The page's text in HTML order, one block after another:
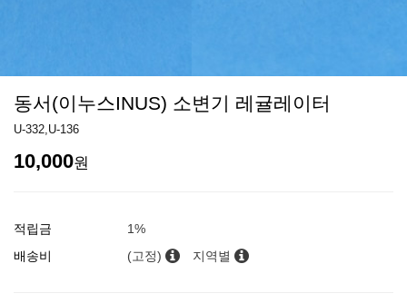
동서(이누스INUS) 소변기 레귤레이터
U-332,U-136
10,000원
적립금
1%
배송비
(고정) 지역별